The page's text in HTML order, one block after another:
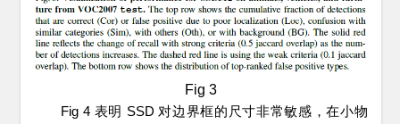
Fig 3
Fig 4 表明 SSD 对边界框的尺寸非常敏感，在小物